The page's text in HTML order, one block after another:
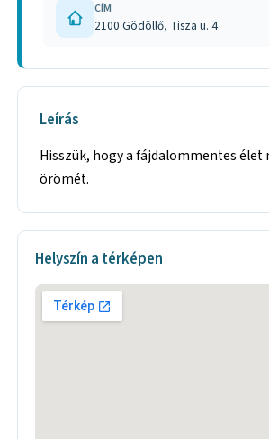
CÍM
2100 Gödöllő, Tisza u. 4
Leírás
Hisszük, hogy a fájdalommentes
örömét.
Helyszín a térképen